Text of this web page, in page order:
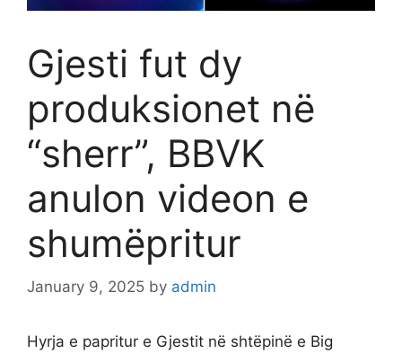
Gjesti fut dy
produksionet në
“sherr”, BBVK
anulon videon e
shumëpritur
January 9, 2025 by admin
Hyrja e papritur e Gjestit në shtëpinë e Big